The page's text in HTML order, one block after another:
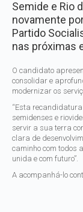
Semide e Rio
novamente
Partido
nas próximas
O candidato
consolidar e
modernizar os
“Esta recandidatura
semidenses e
servir a sua terra
clara de
caminho com todos
unida e com futuro”.
A acompanhá-lo